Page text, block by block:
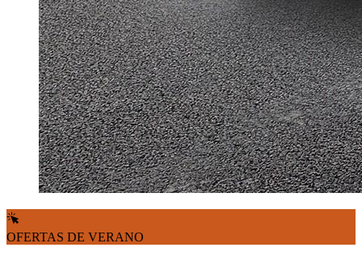
OFERTAS DE VERANO